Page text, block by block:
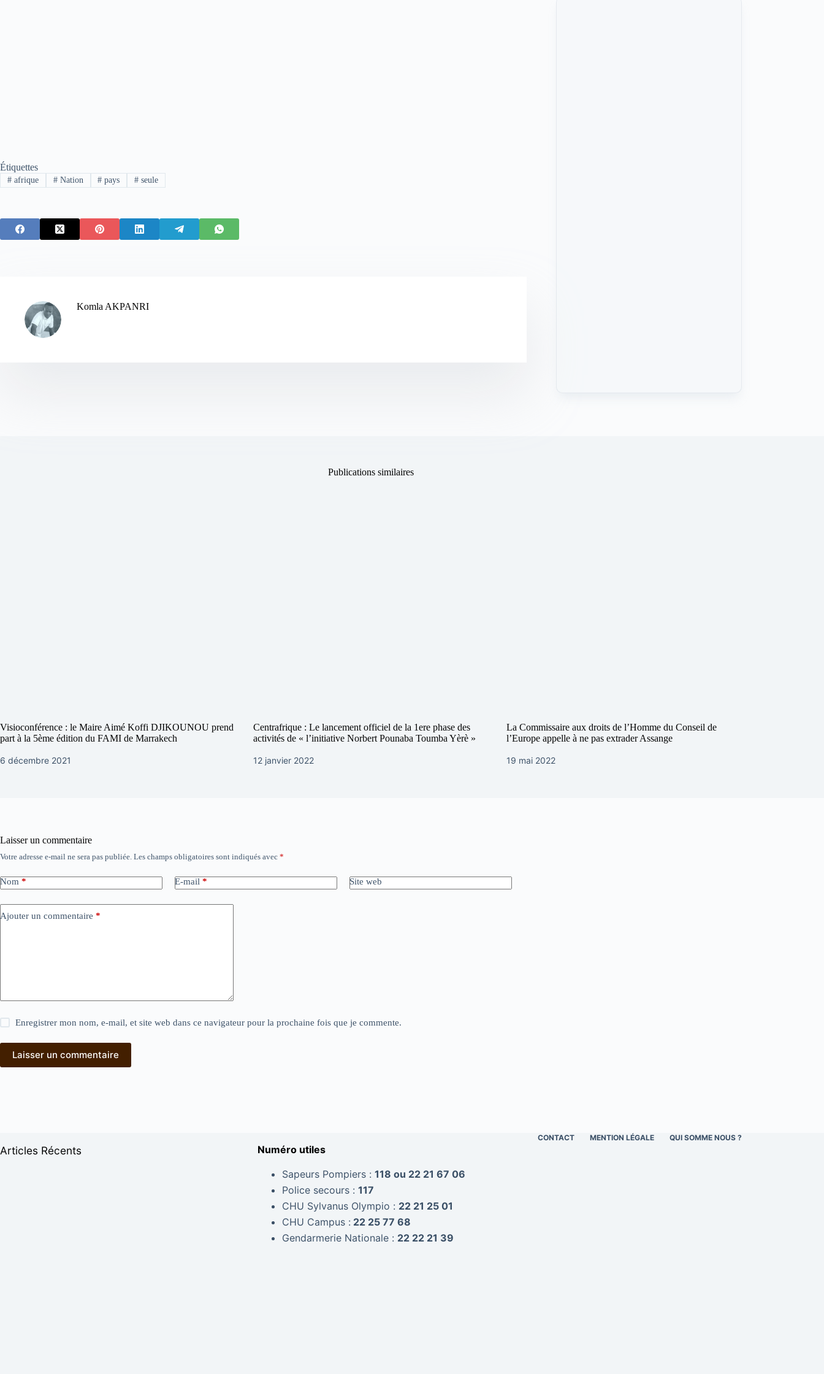
Étiquettes
#afrique #Nation # pays # seule
Komla AKPANRI
Publications similaires
Visioconférence : le Maire Aimé Koffi DJIKOUNOU prend
part à la 5ème édition du FAMI de Marrakech
6 décembre 2021
Centrafrique : Le lancement officiel de la 1ere phase des
activités de « l’initiative Norbert Pounaba Toumba Yèrè »
12 janvier 2022
La Commissaire aux droits de l’Homme du Conseil de
l’Europe appelle à ne pas extrader Assange
19 mai 2022
Laisser un commentaire
Votre adresse e-mail ne sera pas publiée. Les champs obligatoires sont indiqués avec *
Nom * E-mail * Site web
Ajouter un commentaire *
Enregistrer mon nom, e-mail, et site web dans ce navigateur pour la prochaine fois que je commente.
Laisser un commentaire
CONTACT MENTION LÉGALE QUI SOMME NOUS ?
Articles Récents
Numéro utiles
Sapeurs Pompiers : 118 ou 22 21 67 06
Police secours : 117
CHU Sylvanus Olympio : 22 21 25 01
CHU Campus : 22 25 77 68
Gendarmerie Nationale : 22 22 21 39